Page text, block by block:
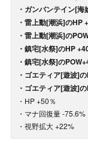
・ガンバンテイン[
・雷上動[潮浜]のHP
・雷上動[潮浜]の
・鎮宅[水祭]のHP
・鎮宅[水祭]の
・ゴエティア[遊波]
・ゴエティア[遊波]
・HP +50％
・マナ回復量 -75.6%
・視野拡大 +22%